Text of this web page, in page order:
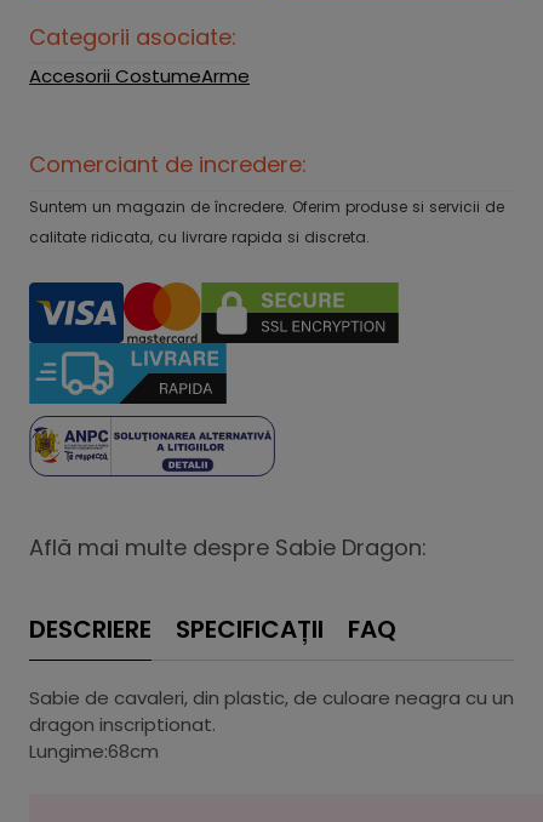
Categorii asociate:
Accesorii CostumeArme
Comerciant de incredere:
Suntem un magazin de încredere. Oferim produse si servicii de
calitate ridicata, cu livrare rapida si discreta.
Află mai multe despre Sabie Dragon:
DESCRIERE SPECIFICAȚII FAQ
Sabie de cavaleri, din plastic, de culoare neagra cu un
dragon inscriptionat.
Lungime:68cm